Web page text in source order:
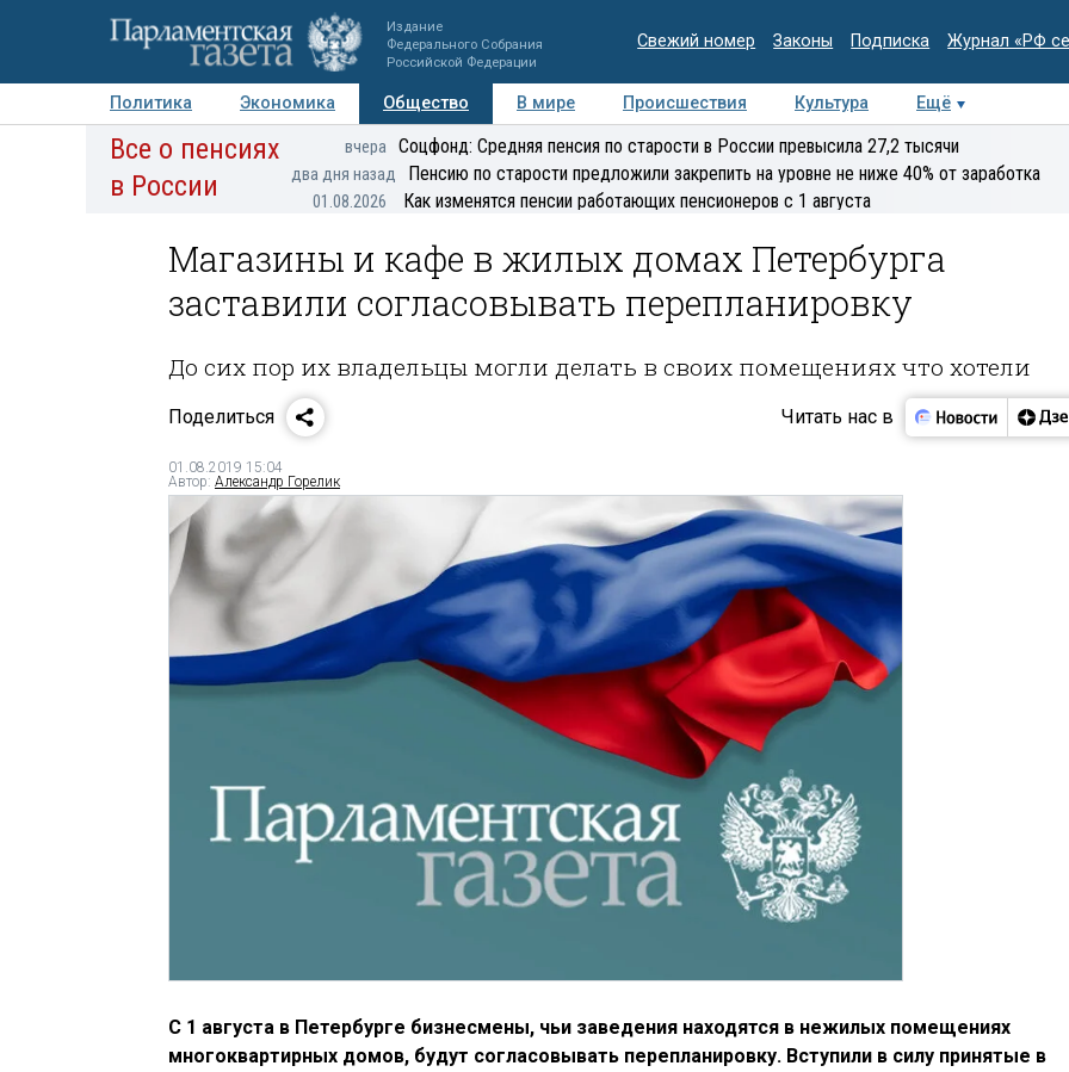
Издание
Федерального Собрания
Российской Федерации
Свежий номер Законы Подписка Журнал «РФ
Политика Экономика Общество В мире Происшествия Культура
Ещё
Авторы Персоны Мнения Регионы Медиацентр Интервью Колумнисты
Все о пенсиях
в России
вчера Соцфонд: Средняя пенсия по старости в России превысила 27,2 тысячи
два дня назад Пенсию по старости предложили закрепить на уровне не ниже 40% от заработка
01.08.2026 Как изменятся пенсии работающих пенсионеров с 1 августа
Магазины и кафе в жилых домах Петербурга
заставили согласовывать перепланировку
До сих пор их владельцы могли делать в своих помещениях что хотели
Поделиться Читать нас в
01.08.2019 15:04
Автор: Александр Горелик
С 1 августа в Петербурге бизнесмены, чьи заведения находятся в нежилых помещениях
многоквартирных домов, будут согласовывать перепланировку. Вступили в силу принятые в